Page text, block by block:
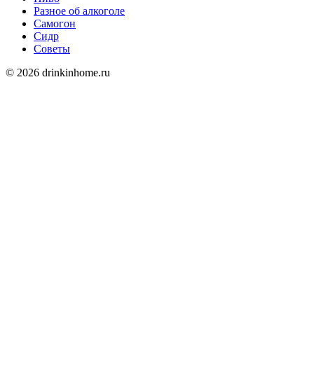
Разное об алкоголе
Самогон
Сидр
Советы
© 2026 drinkinhome.ru